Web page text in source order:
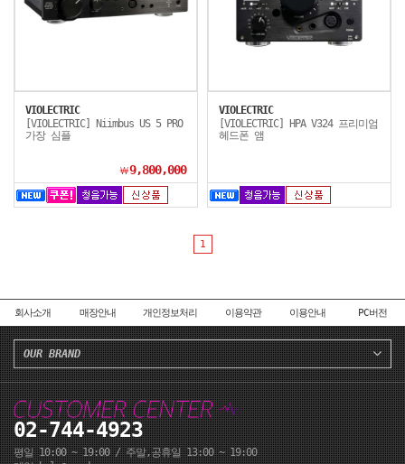
VIOLECTRIC
[VIOLECTRIC] Niimbus US 5 PRO
가장 심플
￦9,800,000
VIOLECTRIC
[VIOLECTRIC] HPA V324 프리미엄
헤드폰 앰
1
회사소개 매장안내 개인정보처리 이용약관 이용안내 PC버전
OUR BRAND
02-744-4923
평일 10:00 ~ 19:00 / 주말,공휴일 13:00 ~ 19:00